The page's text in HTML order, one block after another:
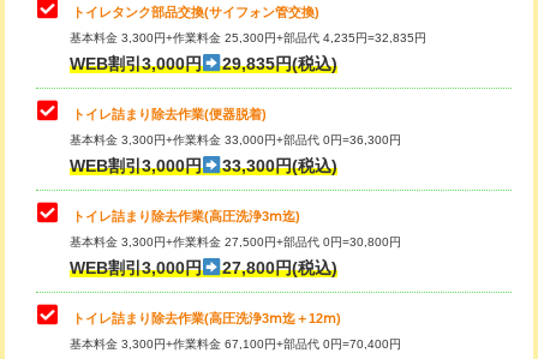
トイレタンク部品交換(サイフォン管交換)
基本料金 3,300円+作業料金 25,300円+部品代 4,235円=32,835円
WEB割引3,000円 29,835円(税込)
トイレ詰まり除去作業(便器脱着)
基本料金 3,300円+作業料金 33,000円+部品代 0円=36,300円
WEB割引3,000円 33,300円(税込)
トイレ詰まり除去作業(高圧洗浄3ⅿ迄)
基本料金 3,300円+作業料金 27,500円+部品代 0円=30,800円
WEB割引3,000円 27,800円(税込)
トイレ詰まり除去作業(高圧洗浄3ⅿ迄＋12ⅿ)
基本料金 3,300円+作業料金 67,100円+部品代 0円=70,400円